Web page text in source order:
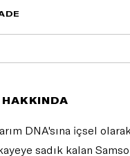
HAKKINDA
DNA'sına içsel
sadık kalan